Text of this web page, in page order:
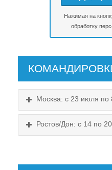
Нажимая на
обработку
Москва: с 23 июля по
Ростов/Дон: с 14 по 20